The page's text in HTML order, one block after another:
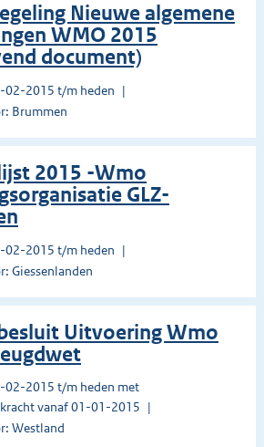
Nieuwe algemene
WMO 2015
document)
02-2015 t/m heden
Brummen
2015 -Wmo
GLZ-
02-2015 t/m heden
Giessenlanden
Uitvoering Wmo
02-2015 t/m heden met
vanaf 01-01-2015
Westland